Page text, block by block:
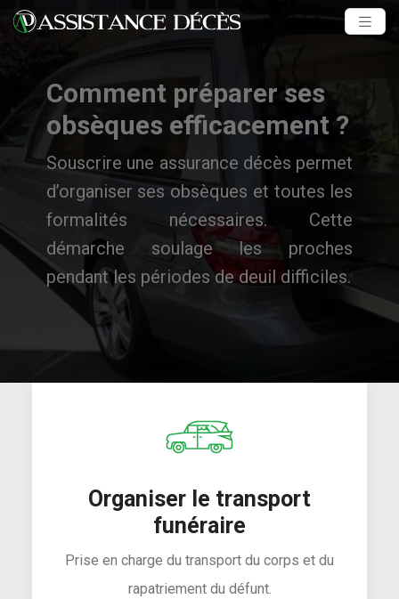
Comment préparer ses
obsèques efficacement ?
Souscrire une assurance décès permet
d’organiser ses obsèques et toutes les
formalités nécessaires. Cette
démarche soulage les proches
pendant les périodes de deuil difficiles.
Organiser le transport
funéraire
Prise en charge du transport du corps et du
rapatriement du défunt.